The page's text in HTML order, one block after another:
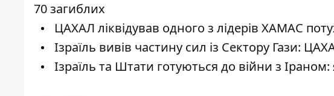
70 загиблих
ЦАХАЛ ліквідував одного з лідерів ХАМАС
Ізраїль вивів частину сил із Сектору Гази:
Ізраїль та Штати готуються до війни з